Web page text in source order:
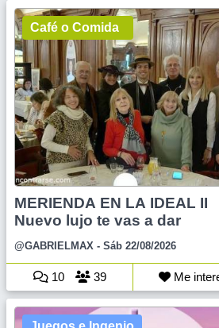
Café o Comida
MERIENDA EN LA IDEAL II
Nuevo lujo te vas a dar
@GABRIELMAX - Sáb 22/08/2026
10 39 Me